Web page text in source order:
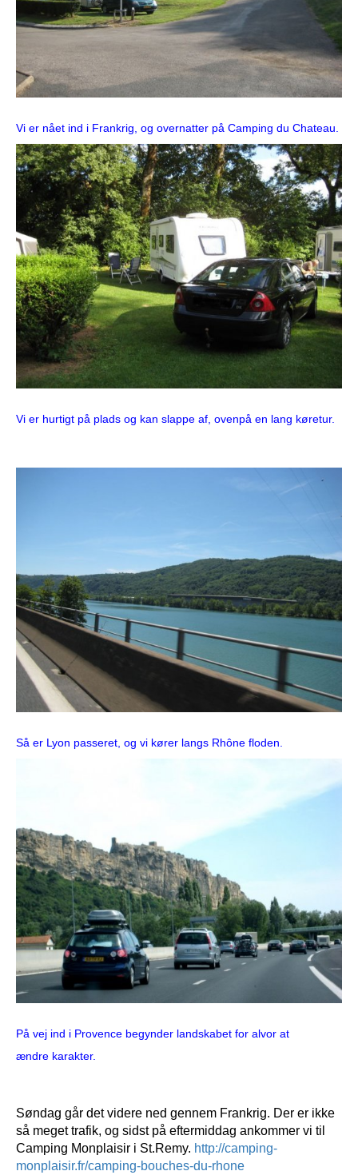
Vi er nået ind i Frankrig, og overnatter på Camping du Chateau.
Vi er hurtigt på plads og kan slappe af, ovenpå en lang køretur.
Så er Lyon passeret, og vi kører langs Rhône floden.
På vej ind i Provence begynder landskabet for alvor at
ændre karakter.
Søndag går det videre ned gennem Frankrig. Der er ikke
så meget trafik, og sidst på eftermiddag ankommer vi til
Camping Monplaisir i St.Remy. http://camping-
monplaisir.fr/camping-bouches-du-rhone